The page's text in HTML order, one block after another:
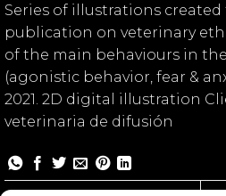
Series of illustrations created
publication on veterinary
of the main behaviours in
(agonistic behavior, fear &
2021. 2D digital illustration
veterinaria de difusión